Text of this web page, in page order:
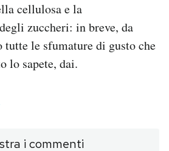
cellulosa e la
zuccheri: in breve, da
tutte le sfumature di gusto che
lo sapete, dai.
i commenti